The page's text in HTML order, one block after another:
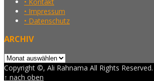
• Impressum
• Datenschutz
ARCHIV
Archiv
Copyright ©, Ali Rahnama All Rights Reserved.
↑ nach oben